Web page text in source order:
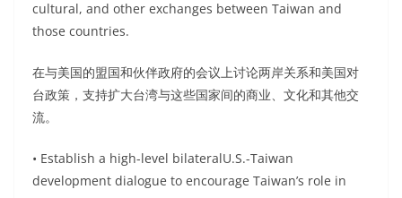
cultural, and other exchanges between Taiwan and
those countries.
在与美国的盟国和伙伴政府的会议上讨论两岸关系和美国对
台政策，支持扩大台湾与这些国家间的商业、文化和其他交
流。
• Establish a high-level bilateralU.S.-Taiwan
development dialogue to encourage Taiwan’s role in